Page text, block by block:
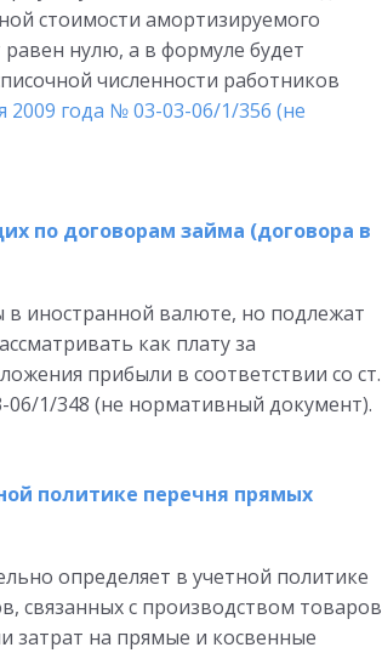
стоимости амортизируемого
нулю, а в формуле будет
численности работников
года № 03-03-06/1/356 (не
по договорам займа (договора в
иностранной валюте, но подлежат
как плату за
прибыли в соответствии со ст.
06/1/348 (не нормативный документ).
политике перечня прямых
определяет в учетной политике
связанных с производством товаров
затрат на прямые и косвенные